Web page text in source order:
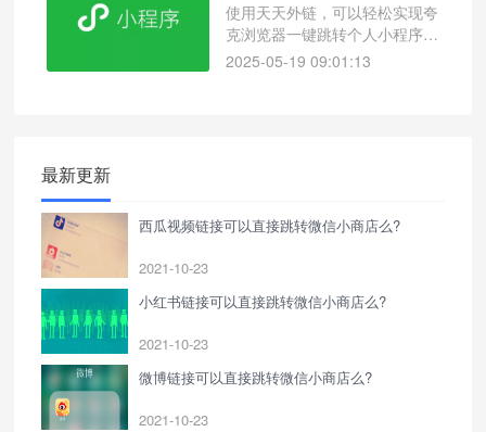
使用天天外链，可以轻松实现夸
克浏览器一键跳转个人小程序，
助力企业高效引流。
2025-05-19 09:01:13
最新更新
西瓜视频链接可以直接跳转微信小商店么?
2021-10-23
小红书链接可以直接跳转微信小商店么?
2021-10-23
微博链接可以直接跳转微信小商店么?
2021-10-23